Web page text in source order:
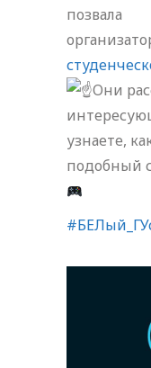
позвала
Они
узнаете,
подобный